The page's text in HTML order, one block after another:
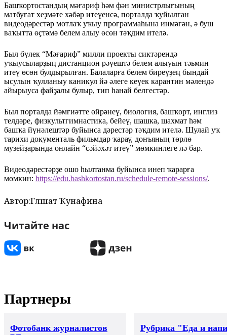
Башҡортостандың мәғариф һәм фән министрлығының
матбуғат хеҙмәте хәбәр итеүенсә, порталда ҡуйылған
видеодәрестәр мотлаҡ уҡыу программаһына инмәгән, ә буш
ваҡытта өҫтәмә белем алыу өсөн тәҡдим ителә.
Был бүлек “Мәғариф” милли проекты сиктәрендә
уҡыусыларҙың дистанцион рәүештә белем алыуын тәьмин
итеү өсөн булдырылған. Балаларға белем биреүҙең бындай
ысулын ҡулланыу каникул йә әлеге кеүек карантин мәлендә
айырыуса файҙалы булыр, тип һанай белгестәр.
Был порталда йәмғиәтте өйрәнеү, биология, башҡорт, инглиз
телдәре, физкультгимнастика, бейеү, шашка, шахмат һәм
башҡа йүнәлештәр буйынса дәрестәр тәҡдим ителә. Шулай уҡ
тарихи документаль фильмдар ҡарау, донъяның төрлө
музейҙарында онлайн “сәйәхәт итеү” мөмкинлеге лә бар.
Видеодәрестәрҙе ошо һылтанма буйынса инеп ҡарарға
мөмкин: https://edu.bashkortostan.ru/schedule-remote-sessions/.
Автор:Гөлшат Ҡунафина
Читайте нас
Партнеры
Фотобанк журналистов
Рубрика "Еда и